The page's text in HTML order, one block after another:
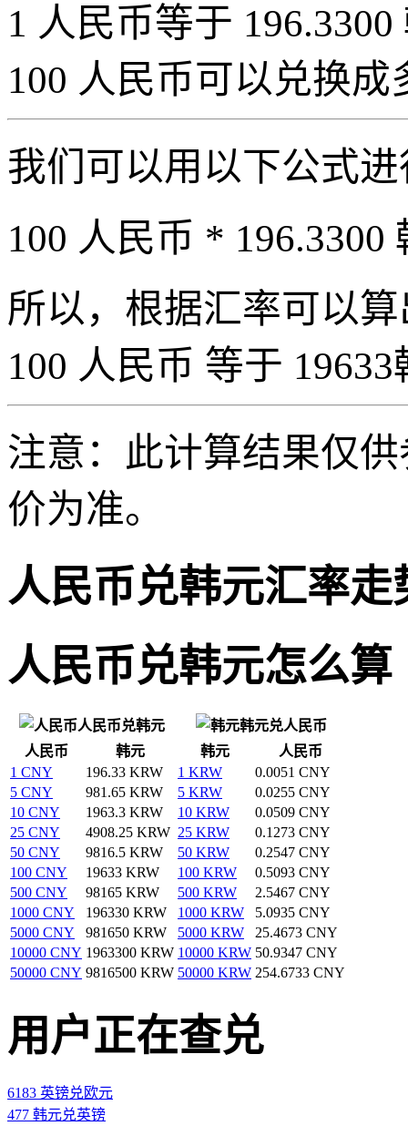
1 人民币等于
100 人民币可以兑换成
我们可以用以下公式
100 人民币 * 196.3300
所以，根据汇率可以
100 人民币 等于
注意：此计算结果仅
价为准。
人民币兑韩元汇率走
人民币兑韩元怎么算
人民币兑韩元
韩元兑人民币
人民币
韩元 韩元
人民币
1 CNY
196.33 KRW 1 KRW
0.0051 CNY
5 CNY
981.65 KRW 5 KRW
0.0255 CNY
10 CNY
1963.3 KRW 10 KRW
0.0509 CNY
25 CNY
4908.25 KRW 25 KRW
0.1273 CNY
50 CNY
9816.5 KRW 50 KRW
0.2547 CNY
100 CNY
19633 KRW 100 KRW
0.5093 CNY
500 CNY
98165 KRW 500 KRW
2.5467 CNY
1000 CNY
196330 KRW 1000 KRW
5.0935 CNY
5000 CNY
981650 KRW 5000 KRW
25.4673 CNY
10000 CNY 1963300 KRW 10000 KRW 50.9347 CNY
50000 CNY 9816500 KRW 50000 KRW 254.6733 CNY
用户正在查兑
6183 英镑兑欧元
477 韩元兑英镑